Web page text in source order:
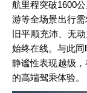
航里程突破1600
游等全场景出行
旧平顺充沛、无
始终在线。与此
静谧性表现越级
的高端驾乘体验。